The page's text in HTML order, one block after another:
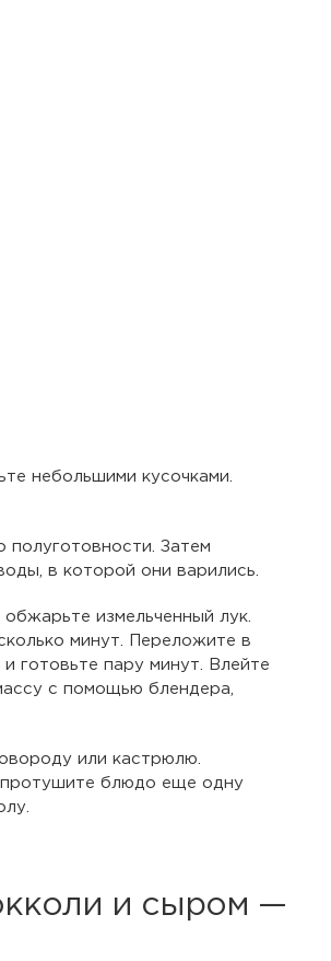
небольшими кусочками.
полуготовности. Затем
в которой они варились.
измельченный лук.
минут. Переложите в
готовьте пару минут. Влейте
с помощью блендера,
или кастрюлю.
блюдо еще одну
и сыром —